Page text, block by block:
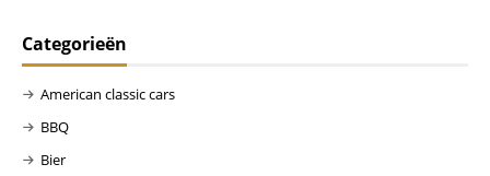
Categorieën
American classic cars
BBQ
Bier